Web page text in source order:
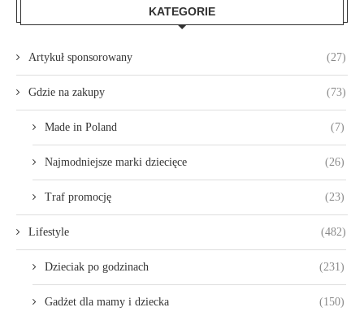
KATEGORIE
Artykuł sponsorowany (27)
Gdzie na zakupy (73)
Made in Poland (7)
Najmodniejsze marki dziecięce (26)
Traf promocję (23)
Lifestyle (482)
Dzieciak po godzinach (231)
Gadżet dla mamy i dziecka (150)